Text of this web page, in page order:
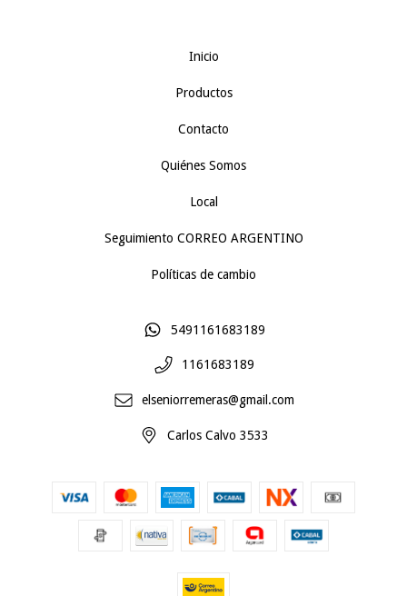
Inicio
Productos
Contacto
Quiénes Somos
Local
Seguimiento CORREO ARGENTINO
Políticas de cambio
5491161683189
1161683189
elseniorremeras@gmail.com
Carlos Calvo 3533